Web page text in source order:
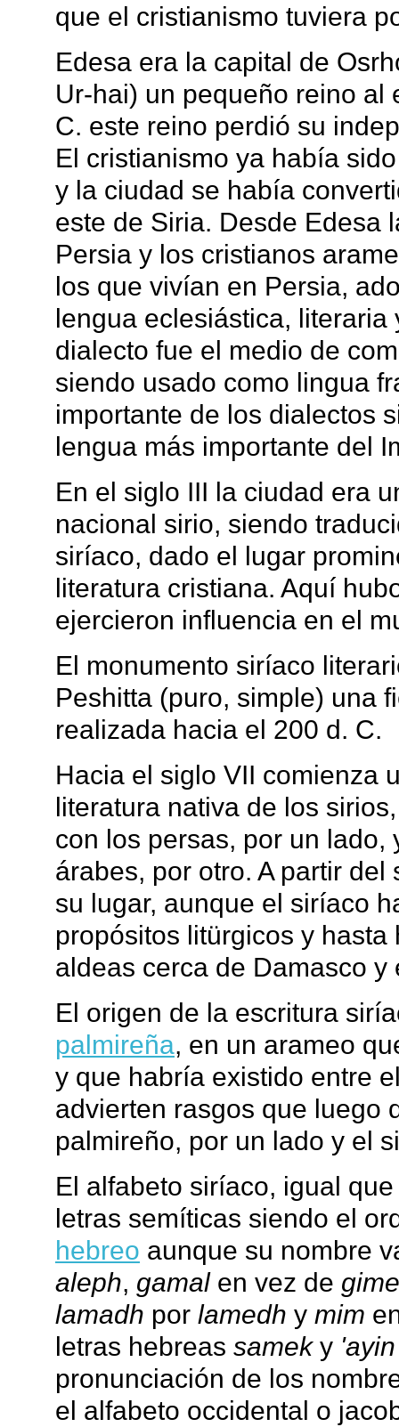
que el cristianismo tuviera
Edesa era la capital de
Ur-hai) un pequeño reino al
C. este reino perdió su
El cristianismo ya había
y la ciudad se había
este de Siria. Desde Edesa
Persia y los cristianos
los que vivían en Persia,
lengua eclesiástica,
dialecto fue el medio de
siendo usado como lingua
importante de los dialectos
lengua más importante del
En el siglo III la ciudad era
nacional sirio, siendo
siríaco, dado el lugar
literatura cristiana. Aquí
ejercieron influencia en el
El monumento siríaco
Peshitta (puro, simple) una
realizada hacia el 200 d. C.
Hacia el siglo VII comienza
literatura nativa de los
con los persas, por un
árabes, por otro. A partir
su lugar, aunque el siríaco
propósitos litürgicos y
aldeas cerca de Damasco
El origen de la escritura
palmireña, en un arameo
y que habría existido entre
advierten rasgos que luego
palmireño, por un lado y el
El alfabeto siríaco, igual
letras semíticas siendo el
hebreo aunque su nombre
aleph, gamalen vez de
lamadh por lamedh y mim
letras hebreas sameky
pronunciación de los
el alfabeto occidental o